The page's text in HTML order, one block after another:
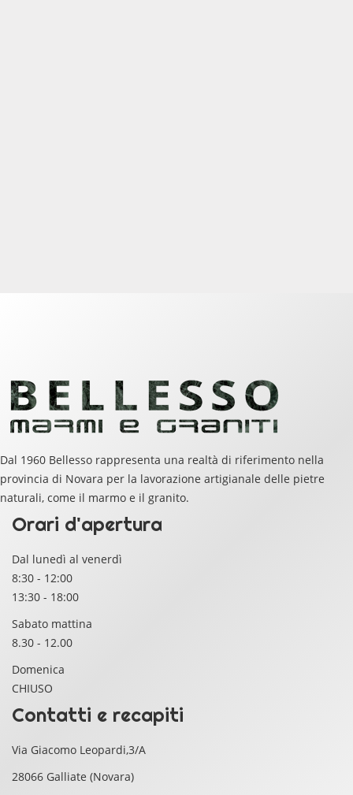
Dal 1960 Bellesso rappresenta una realtà di riferimento nella
provincia di Novara per la lavorazione artigianale delle pietre
naturali, come il marmo e il granito.
Orari d'apertura
Dal lunedì al venerdì
8:30 - 12:00
13:30 - 18:00
Sabato mattina
8.30 - 12.00
Domenica
CHIUSO
Contatti e recapiti
Via Giacomo Leopardi,3/A
28066 Galliate (Novara)